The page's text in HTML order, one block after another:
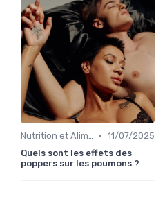
Nutrition et Alimentation Saine • 11/07/2025
Quels sont les effets des
poppers sur les poumons ?